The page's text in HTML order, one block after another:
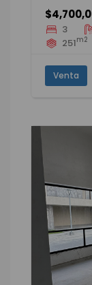
3
251m2
Venta